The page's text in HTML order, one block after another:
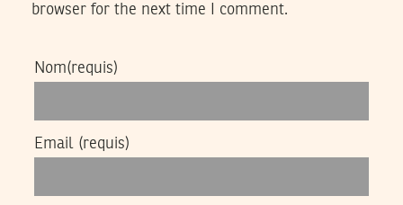
browser for the next time I comment.
Nom(requis)
Email (requis)